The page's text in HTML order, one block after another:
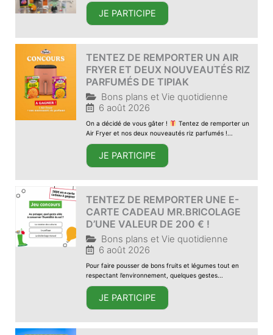
JE PARTICIPE
TENTEZ DE REMPORTER UN AIR
FRYER ET DEUX NOUVEAUTÉS RIZ
PARFUMÉS DE TIPIAK
Bons plans et Vie quotidienne
6 août 2026
On a décidé de vous gâter !
Tentez de remporter un
Air Fryer et nos deux nouveautés riz parfumés !...
JE PARTICIPE
TENTEZ DE REMPORTER UNE E-
CARTE CADEAU MR.BRICOLAGE
D’UNE VALEUR DE 200 € !
Bons plans et Vie quotidienne
6 août 2026
Pour faire pousser de bons fruits et légumes tout en
respectant l’environnement, quelques gestes...
JE PARTICIPE